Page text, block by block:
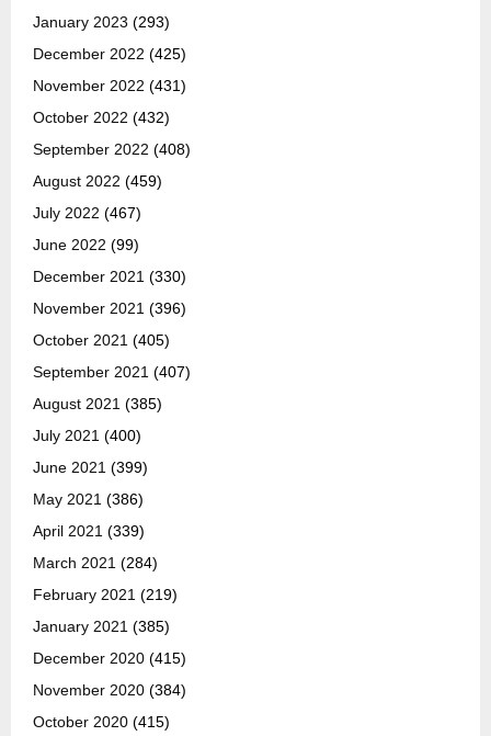
January 2023 (293)
December 2022 (425)
November 2022 (431)
October 2022 (432)
September 2022 (408)
August 2022 (459)
July 2022 (467)
June 2022 (99)
December 2021 (330)
November 2021 (396)
October 2021 (405)
September 2021 (407)
August 2021 (385)
July 2021 (400)
June 2021 (399)
May 2021 (386)
April 2021 (339)
March 2021 (284)
February 2021 (219)
January 2021 (385)
December 2020 (415)
November 2020 (384)
October 2020 (415)